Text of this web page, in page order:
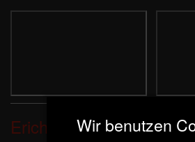
Erich KästnerWir benutzen